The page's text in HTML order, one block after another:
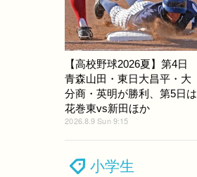
【高校野球2026夏】第4日
青森山田・東日大昌平・大
分商・英明が勝利、第5日は
花巻東vs新田ほか
2026.8.9 Sun 9:15
小学生